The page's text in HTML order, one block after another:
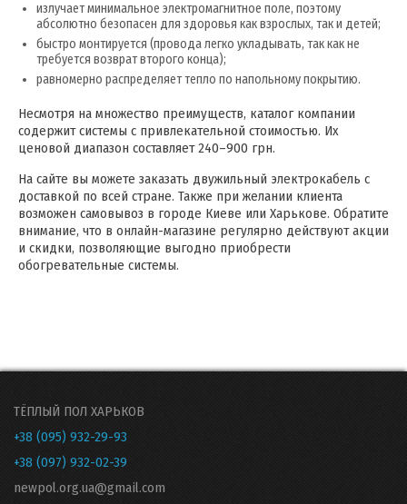
излучает минимальное электромагнитное поле, поэтому
абсолютно безопасен для здоровья как взрослых, так и детей;
быстро монтируется (провода легко укладывать, так как не
требуется возврат второго конца);
равномерно распределяет тепло по напольному покрытию.
Несмотря на множество преимуществ, каталог компании
содержит системы с привлекательной стоимостью. Их
ценовой диапазон составляет 240–900 грн.
На сайте вы можете заказать двужильный электрокабель с
доставкой по всей стране. Также при желании клиента
возможен самовывоз в городе Киеве или Харькове. Обратите
внимание, что в онлайн-магазине регулярно действуют акции
и скидки, позволяющие выгодно приобрести
обогревательные системы.
ТЁПЛЫЙ ПОЛ ХАРЬКОВ
+38 (095) 932-29-93
+38 (097) 932-02-39
newpol.org.ua@gmail.com